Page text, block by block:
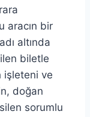
aracın bir
altında
biletle
işleteni ve
doğan
sorumlu